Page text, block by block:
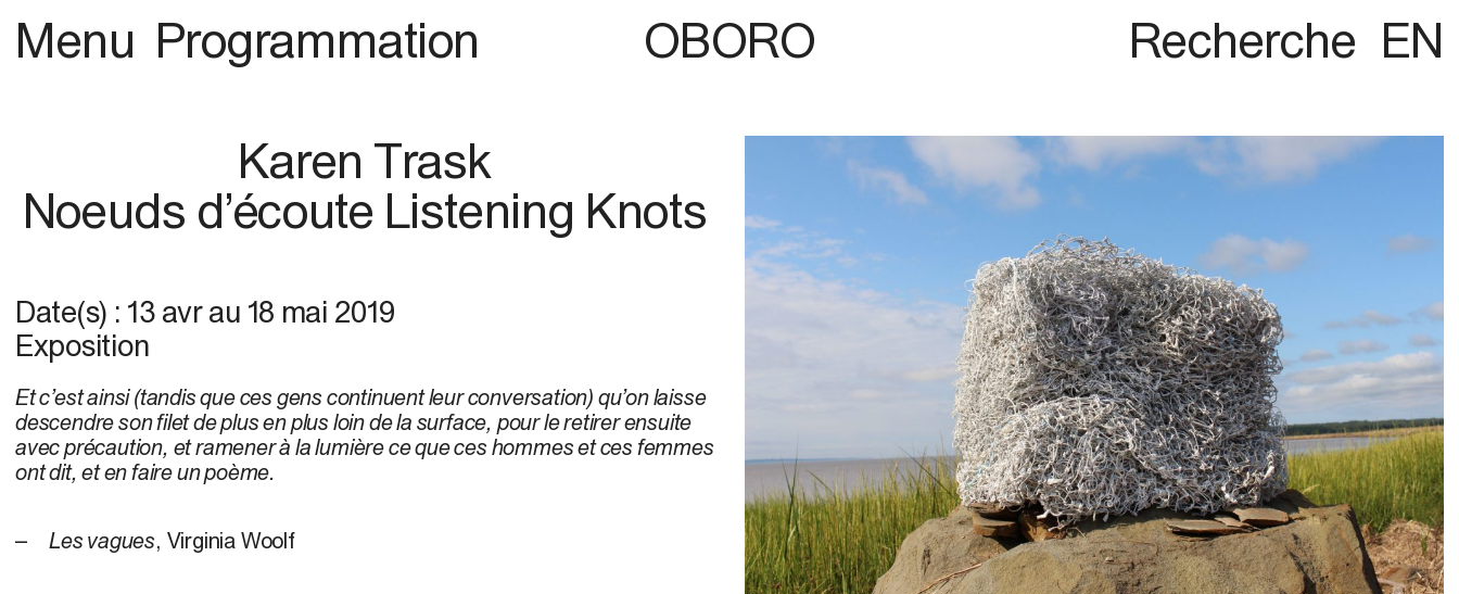
Menu Programmation OBORO Recherche EN
Karen Trask
Noeuds d’écoute Listening Knots
Date(s) : 13 avrau 18 mai 2019
Exposition
Et c’est ainsi (tandis que ces gens continuent leur conversation) qu’on laisse
descendre son filet de plus en plus loin de la surface, pour le retirer ensuite
avec précaution, et ramener à la lumière ce que ces hommes et ces femmes
ont dit, et en faire un poème.
– Les vagues, Virginia Woolf